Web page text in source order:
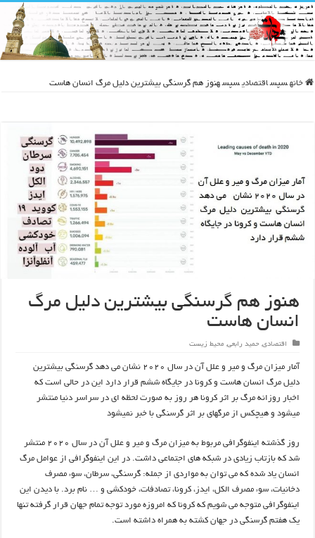
خانه سپس اقتصادی سپس هنوز هم گرسنگی بیشترین دلیل مرگ انسان هاست
هنوز هم گرسنگی بیشترین دلیل مرگ
انسان هاست
اقتصادی,حمید رابعی, محیط زیست
آمار میزان مرگ و میر و علل آن در سال ۲۰۲۰ نشان می دهد گرسنگی بیشترین
دلیل مرگ انسان هاست و کرونا در جایگاه ششم قرار دارد این در حالی است که
اخبار روزانه مرگ بر اثر کرونا هر روز به صورت لحظه ای در سراسر دنیا منتشر
میشود و هیچکس از مرگهای بر اثر گرسنگی با خبر نمیشود
روز گذشته اینفوگرافی مربوط به میزان مرگ و میر و علل آن در سال ۲۰۲۰ منتشر
شد که بازتاب زیادی در شبکه های اجتماعی داشت. در این اینفوگرافی از عوامل مرگ
انسان یاد شده که می توان به مواردی از جمله: گرسنگی، سرطان، سوء مصرف
دخانیات، سوء مصرف الکل، ایدز، کرونا، تصادفات، خودکشی و … نام برد. با دیدن این
اینفوگرافی متوجه می شویم که کرونا که امروزه مورد توجه تمام جهان قرار گرفته تنها
یک هفتم گرسنگی در جهان کشته به همراه داشته است.